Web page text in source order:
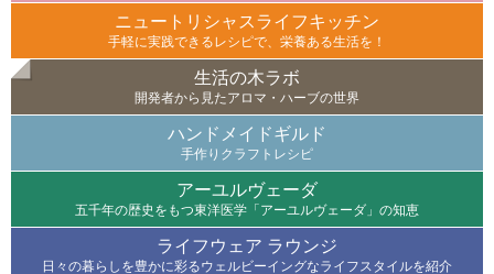
ニュートリシャスライフキッチン
手軽に実践できるレシピで、栄養ある生活を！
生活の木ラボ
開発者から見たアロマ・ハーブの世界
ハンドメイドギルド
手作りクラフトレシピ
アーユルヴェーダ
五千年の歴史をもつ東洋医学「アーユルヴェーダ」の知恵
ライフウェア ラウンジ
日々の暮らしを豊かに彩るウェルビーイングなライフスタイルを紹介